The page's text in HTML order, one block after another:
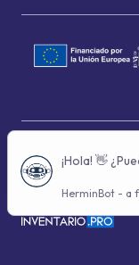
Términos de
Política de
© 2024 Grupo